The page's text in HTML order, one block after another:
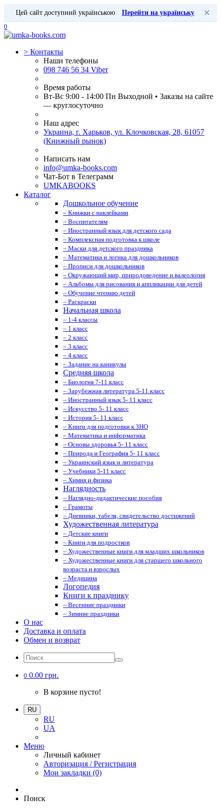
Цей сайт доступний українською Перейти на українську ×
0
> Контакты
Наши телефоны
098 746 56 34 Viber
Время работы
Вт-Вс 9:00 - 14:00 Пн Выходной • Заказы на сайте
— круглосуточно
Наш адрес
Украина, г. Харьков, ул. Клочковская, 28, 61057
(Книжный рынок)
Написать нам
info@umka-books.com
Чат-Бот в Телеграмм
UMKABOOKS
Каталог
Дошкольное обучение
– Книжки с наклейками
– Воспитателям
– Иностранный язык для детского сада
– Комплексная подготовка к школе
– Маски для детского праздника
– Математика и логика для дошкольников
– Прописи для дошкольников
– Окружающий мир, природоведение и валеология
– Альбомы для рисования и аппликации для детей
– Обучение чтению детей
– Раскраски
Начальная школа
– 1-4 классы
– 1 класс
– 2 класс
– 3 класс
– 4 класс
– Задание на каникулы
Средняя школа
– Биология 7-11 класс
– Зарубежная литература 5-11 класс
– Иностранный язык 5- 11 класс
– Искусство 5- 11 класс
– История 5- 11 класс
– Книги для подготовки к ЗНО
– Математика и информатика
– Основы здоровья 5- 11 класс
– Природа и География 5- 11 класс
– Украинский язык и литература
– Учебники 5-11 класс
– Химия и физика
Наглядность
– Наглядно-дидактические пособия
– Грамоты
– Дневники, табеля, свидетельство достижений
Художественная литература
– Детские книги
– Книги для подростков
– Художественные книги для младших школьников
– Художественные книги для старшего школьного
возраста и взрослых
– Медицина
Логопедия
Книги к празднику
– Весенние праздники
– Зимние праздники
О нас
Доставка и оплата
Обмен и возврат
0 0.00 грн.
В корзине пусто!
RU
RU
UA
Меню
Личный кабинет
Авторизация / Регистрация
Мои закладки (0)
Поиск